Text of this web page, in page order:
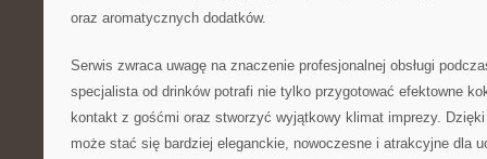
oraz aromatycznych dodatków.
Serwis zwraca uwagę na znaczenie profesjonalnej obsługi
specjalista od drinków potrafi nie tylko przygotować efektowne
kontakt z gośćmi oraz stworzyć wyjątkowy klimat imprezy.
może stać się bardziej eleganckie, nowoczesne i atrakcyjne dla